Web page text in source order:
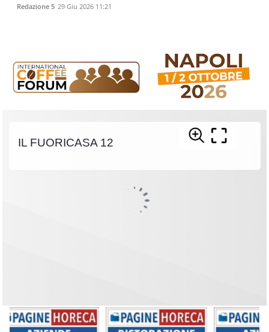
Redazione 5 29 Giu 2026 11:21